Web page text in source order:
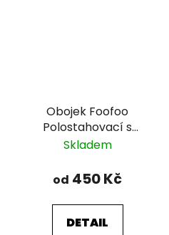
Obojek Foofoo
Polostahovací s
řetízkem - Brown I.
Skladem
od 450 Kč
DETAIL